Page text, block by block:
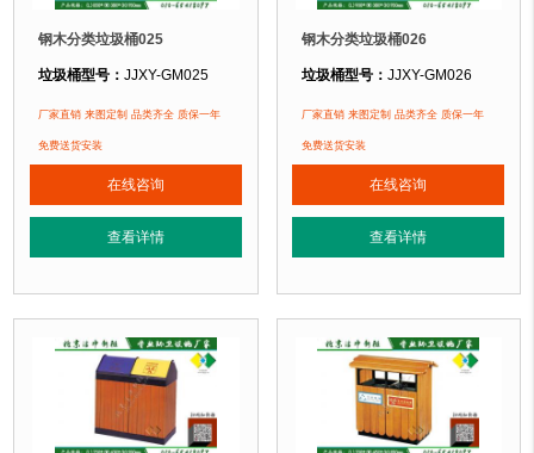
钢木分类垃圾桶025
垃圾桶型号：JJXY-GM025
垃圾桶规格：长850mm 宽380mm 高950mm
垃圾桶材质：
垃圾桶周期：现货产品 厂家直销 即拍即发 定制批发
垃圾桶特点：选用镀锌钢板裁剪、压制、折弯后再焊接而成型，垃圾桶经磷
正在使用该垃圾桶的部分客户：
北京奥利匹克水上公园、北京玉渊潭公园、北京某小区....
厂家直销 来图定制 品类齐全 质保一年
免费送货安装
在线咨询
查看详情
钢木分类垃圾桶026
垃圾桶型号： JJXY-GM026
垃圾桶规格：长900mm 宽380mm
垃圾桶材质：
垃圾桶周期：现货产品 厂家直销 即
垃圾桶特点：选用镀锌钢板裁剪、
正在使用该垃圾桶的部分客户：
北京奥利匹克水上公园、北京玉渊潭
厂家直销 来图定制 品类齐全 质保一年
免费送货安装
在线咨询
查看详情